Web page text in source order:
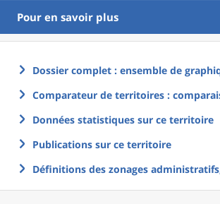
Pour en savoir plus
Dossier complet : ensemble de
Comparateur de territoires :
Données statistiques sur ce territoire
Publications sur ce territoire
Définitions des zonages